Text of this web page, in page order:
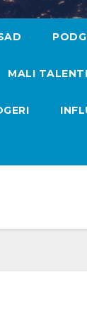
MALI TALENTI